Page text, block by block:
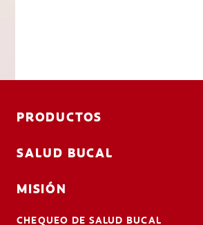
PRODUCTOS
SALUD BUCAL
MISIÓN
CHEQUEO DE SALUD BUCAL